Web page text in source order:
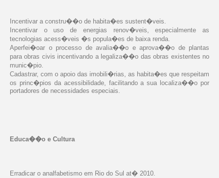
Incentivar a constru��o de habita�es sustent�veis.
Incentivar o uso de energias renov�veis, especialmente as
tecnologias acess�veis �s popula�es de baixa renda.
Aperfei�oar o processo de avalia��o e aprova��o de plantas
para obras civis incentivando a legaliza��o das obras existentes no
munic�pio.
Cadastrar, com o apoio das imobili�rias, as habita�es que respeitam
os princ�pios da acessibilidade, facilitando a sua localiza��o por
portadores de necessidades especiais.
Educa��o e Cultura
Erradicar o analfabetismo em Rio do Sul at� 2010.